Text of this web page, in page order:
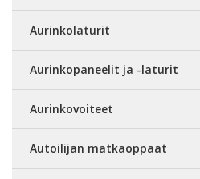
Aurinkolaturit
Aurinkopaneelit ja -laturit
Aurinkovoiteet
Autoilijan matkaoppaat